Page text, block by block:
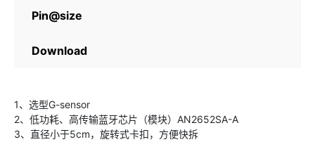
Pin@size
Download
1、选型G-sensor
2、低功耗、高传输蓝牙芯片（模块）AN2652SA-A
3、直径小于5cm，旋转式卡扣，方便快拆